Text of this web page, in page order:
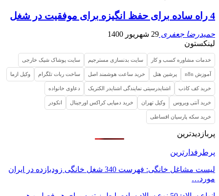
4 راه ساده برای حفظ انگیزه برای موفقیت در شغل
حمیدرضا جعفری 29 شهریور 1400
لینکستون
خدمات مشاوره کسب و کار سایت بدنسازی مسترجیم سایت پوشاک شیک خارجی
آموزش n8n پرشین هتل خرید ساعت هوشمند اصل ساخت ربات تلگرام وکیل ازما
خرید کف کاذب اشنایدرسیتی نمایندگی اشنایدر الکتریک دعاوی خانواده
خرید آنتی ویروس وکیل تهران خرید دمپایی کراکس اورجینال انکودر
خرید سکه پارسیان اقساطی
پربازدیدترین
پرطرفدارترین
لیست مشاغل خانگی: فهرست 340 شغل خانگی زودبازده در ایران
مورد…